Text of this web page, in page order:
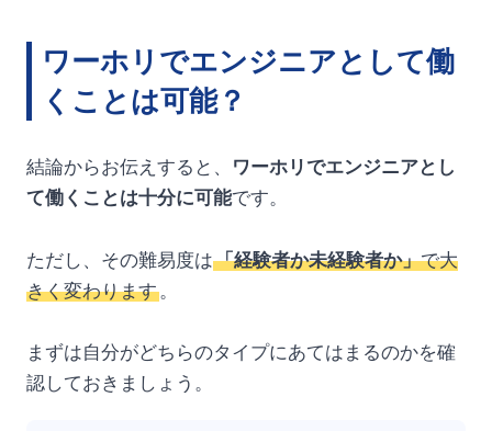
ワーホリでエンジニアとして働
くことは可能？
結論からお伝えすると、
ワーホリでエンジニアとし
て働くことは十分に可能です。
ただし、その難易度は「経験者か未経験者か」で大
きく変わります。
まずは自分がどちらのタイプにあてはまるのかを確
認しておきましょう。